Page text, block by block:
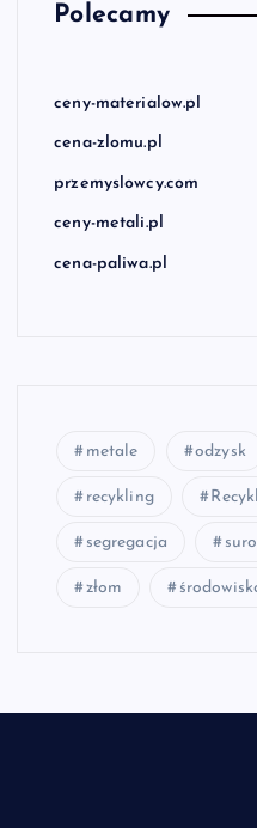
Polecamy
ceny-materialow.pl
cena-zlomu.pl
przemyslowcy.com
ceny-metali.pl
cena-paliwa.pl
metale odzysk
recykling
segregacja
złom